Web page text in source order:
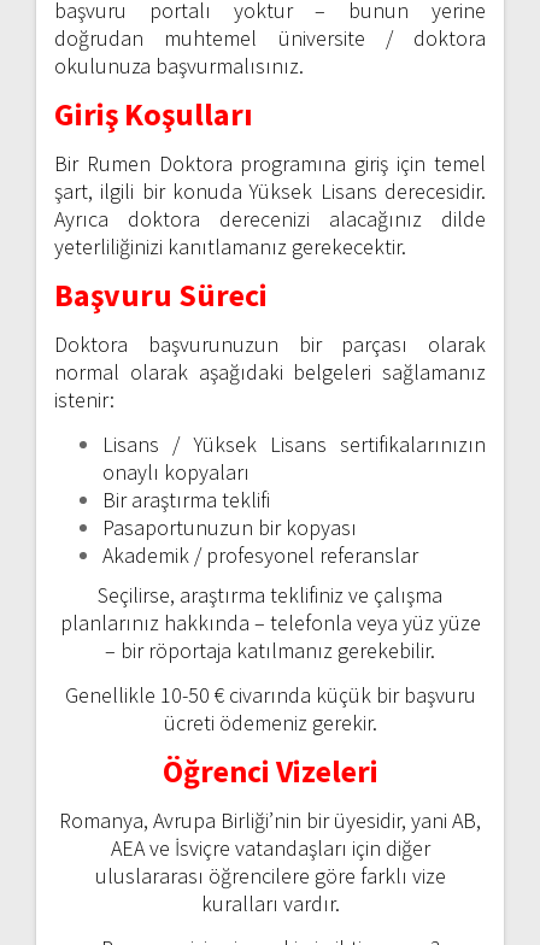
başvuru portalı yoktur – bunun yerine
doğrudan muhtemel üniversite / doktora
okulunuza başvurmalısınız.
Giriş Koşulları
Bir Rumen Doktora programına giriş için temel
şart, ilgili bir konuda Yüksek Lisans derecesidir.
Ayrıca doktora derecenizi alacağınız dilde
yeterliliğinizi kanıtlamanız gerekecektir.
Başvuru Süreci
Doktora başvurunuzun bir parçası olarak
normal olarak aşağıdaki belgeleri sağlamanız
istenir:
Lisans / Yüksek Lisans sertifikalarınızın
onaylı kopyaları
Bir araştırma teklifi
Pasaportunuzun bir kopyası
Akademik / profesyonel referanslar
Seçilirse, araştırma teklifiniz ve çalışma
planlarınız hakkında – telefonla veya yüz yüze
– bir röportaja katılmanız gerekebilir.
Genellikle 10-50 € civarında küçük bir başvuru
ücreti ödemeniz gerekir.
Öğrenci Vizeleri
Romanya, Avrupa Birliği’nin bir üyesidir, yani AB,
AEA ve İsviçre vatandaşları için diğer
uluslararası öğrencilere göre farklı vize
kuralları vardır.